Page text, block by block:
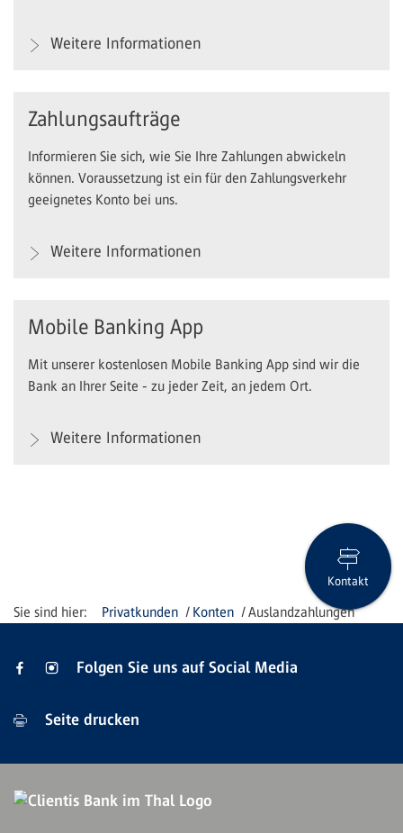
Weitere Informationen
Zahlungsaufträge
Informieren Sie sich, wie Sie Ihre Zahlungen abwickeln
können. Voraussetzung ist ein für den Zahlungsverkehr
geeignetes Konto bei uns.
Weitere Informationen
Mobile Banking App
Mit unserer kostenlosen Mobile Banking App sind wir die
Bank an Ihrer Seite - zu jeder Zeit, an jedem Ort.
Weitere Informationen
Privatkunden Konten Auslandzahlungen
Kontakt
Folgen Sie uns auf Social Media
Seite drucken